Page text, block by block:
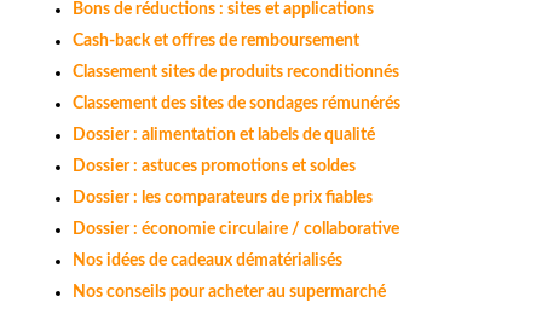
Bons de réductions : sites et applications
Cash-back et offres de remboursement
Classement sites de produits reconditionnés
Classement des sites de sondages rémunérés
Dossier : alimentation et labels de qualité
Dossier : astuces promotions et soldes
Dossier : les comparateurs de prix fiables
Dossier : économie circulaire / collaborative
Nos idées de cadeaux dématérialisés
Nos conseils pour acheter au supermarché